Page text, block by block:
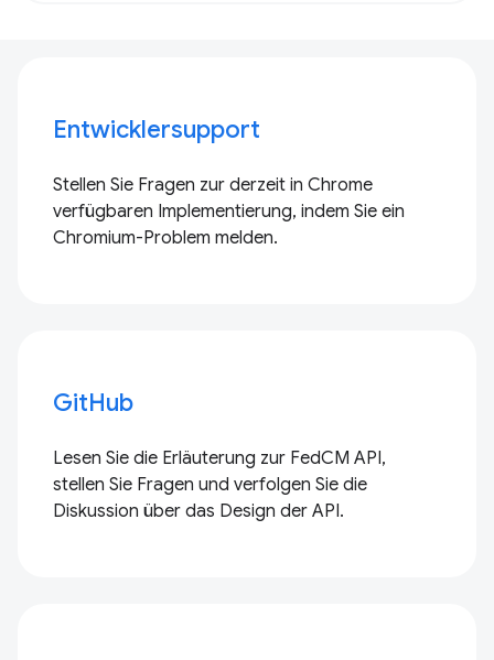
Entwicklersupport
Stellen Sie Fragen zur derzeit in Chrome
verfügbaren Implementierung, indem Sie ein
Chromium-Problem melden.
GitHub
Lesen Sie die Erläuterung zur FedCM API,
stellen Sie Fragen und verfolgen Sie die
Diskussion über das Design der API.